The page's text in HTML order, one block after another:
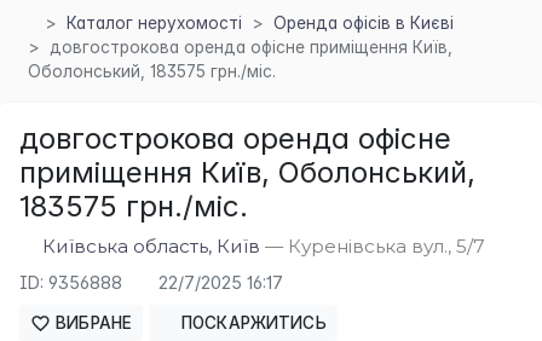
Каталог нерухомості
Оренда офісів в Києві
довгострокова оренда офісне приміщення Київ,
Оболонський, 183575 грн./міс.
довгострокова оренда офісне
приміщення Київ, Оболонський,
183575 грн./міс.
Київська область, Київ — Куренівська вул., 5/7
ID: 9356888 22/7/2025 16:17
ВИБРАНЕ ПОСКАРЖИТИСЬ